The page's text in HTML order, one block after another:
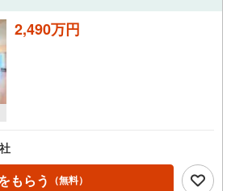
2,490万円
もらう （無料）